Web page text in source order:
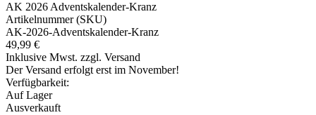
AK 2026 Adventskalender-Kranz
Artikelnummer (SKU)
AK-2026-Adventskalender-Kranz
49,99 €
Inklusive Mwst. zzgl. Versand
Der Versand erfolgt erst im November!
Verfügbarkeit:
Auf Lager
Ausverkauft